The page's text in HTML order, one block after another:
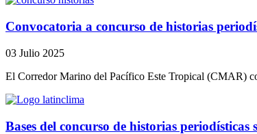
Convocatoria a concurso de historias
03 Julio 2025
El Corredor Marino del Pacífico Este Tropical (CMAR)
Bases del concurso de historias